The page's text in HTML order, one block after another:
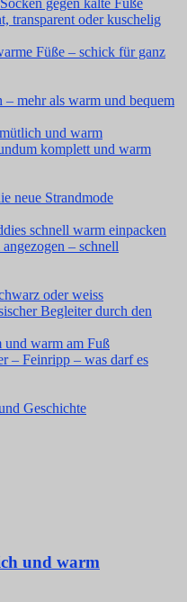
gegen kalte Füße
transparent oder kuschelig
Füße – schick für ganz
– mehr als warm und bequem
und warm
komplett und warm
neue Strandmode
schnell warm einpacken
– schnell
oder weiss
Begleiter durch den
und warm am Fuß
– Feinripp – was darf es
Geschichte
und warm